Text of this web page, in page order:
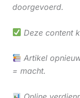
doorgevoerd.
Deze content
Artikel
= macht.